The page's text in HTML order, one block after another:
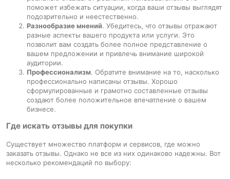
поможет избежать ситуации, когда ваши отзывы выглядят
подозрительно и неестественно.
Разнообразие мнений. Убедитесь, что отзывы отражают
разные аспекты вашего продукта или услуги. Это
позволит вам создать более полное представление о
вашем предложении и привлечь внимание широкой
аудитории.
Профессионализм. Обратите внимание на то, насколько
профессионально написаны отзывы. Хорошо
сформулированные и грамотно составленные отзывы
создают более положительное впечатление о вашем
бизнесе.
Где искать отзывы для покупки
Существует множество платформ и сервисов, где можно
заказать отзывы. Однако не все из них одинаково надежны. Вот
несколько рекомендаций по выбору: